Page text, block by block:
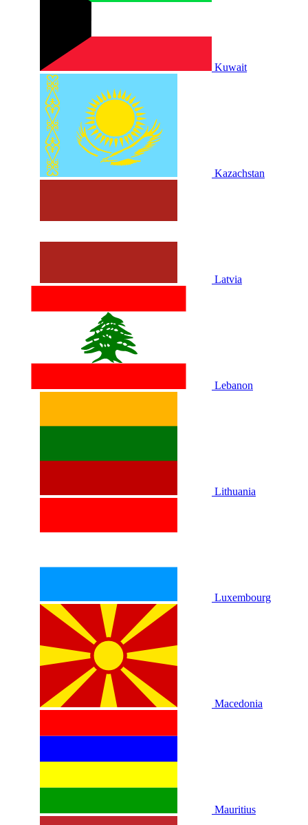
Kuwait
Kazachstan
Latvia
Lebanon
Lithuania
Luxembourg
Macedonia
Mauritius